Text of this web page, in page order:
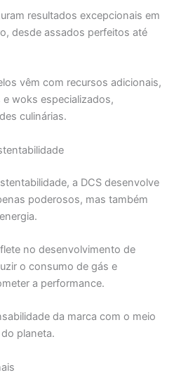
resultados excepcionais em
desde assados perfeitos até
vêm com recursos adicionais,
woks especializados,
culinárias.
a DCS desenvolve
poderosos, mas também
no desenvolvimento de
o consumo de gás e
a performance.
da marca com o meio
planeta.